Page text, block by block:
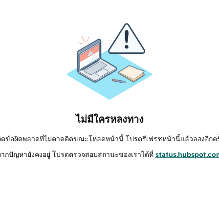
ไม่มีใครหลงทาง
ดข้อผิดพลาดที่ไม่คาดคิดขณะโหลดหน้านี้ โปรดรีเฟรชหน้านี้แล้วลองอีกค
กปัญหายังคงอยู่ โปรดตรวจสอบสถานะของเราได้ที่